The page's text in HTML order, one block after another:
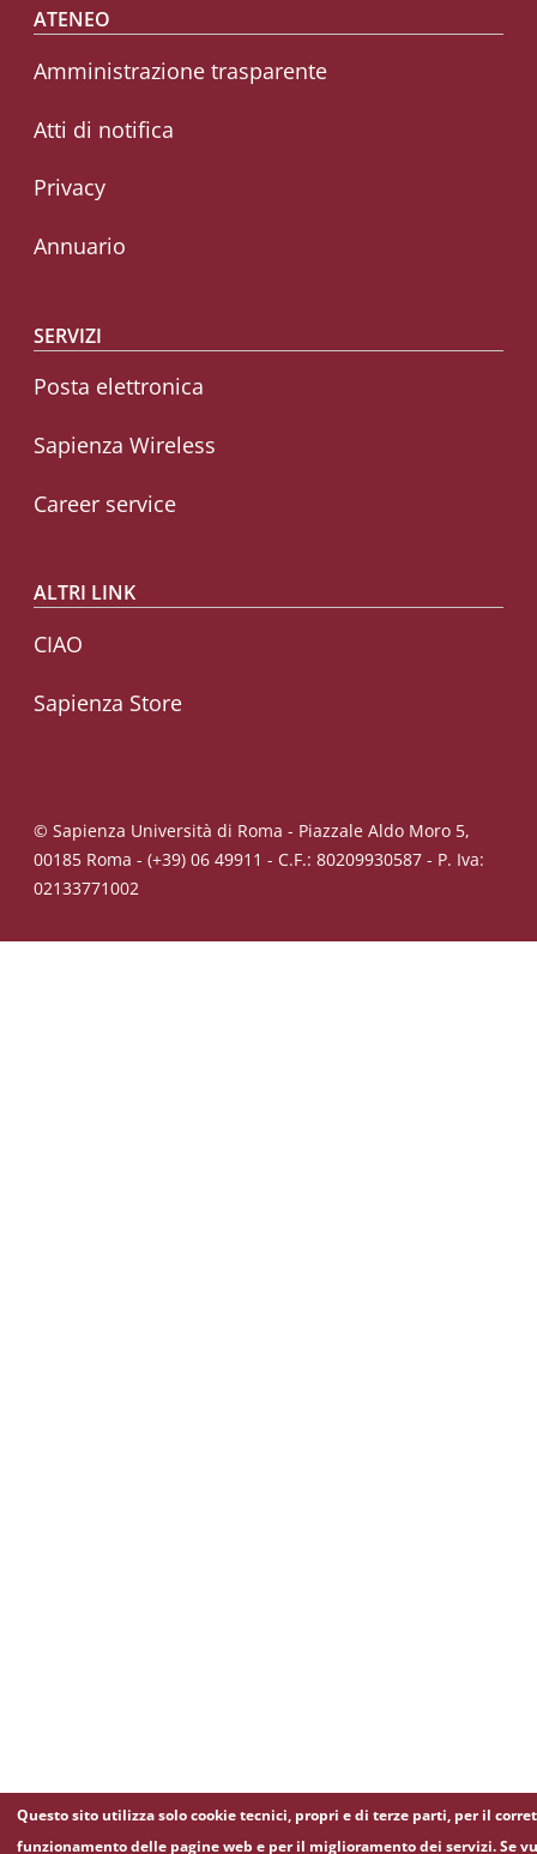
Footer menu
ATENEO
Amministrazione trasparente
Atti di notifica
Privacy
Annuario
SERVIZI
Posta elettronica
Sapienza Wireless
Career service
ALTRI LINK
CIAO
Sapienza Store
© Sapienza Università di Roma - Piazzale Aldo Moro 5,
00185 Roma - (+39) 06 49911 - C.F.: 80209930587 - P. Iva:
02133771002
Questo sito utilizza solo cookie tecnici, propri e di terze parti, per il
funzionamento delle pagine web e per il miglioramento dei servizi. Se